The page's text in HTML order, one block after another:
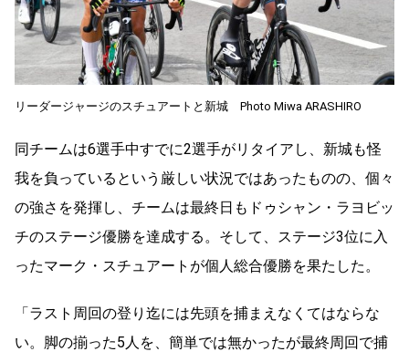
リーダージャージのスチュアートと新城 Photo Miwa ARASHIRO
同チームは6選手中すでに2選手がリタイアし、新城も怪
我を負っているという厳しい状況ではあったものの、個々
の強さを発揮し、チームは最終日もドゥシャン・ラヨビッ
チのステージ優勝を達成する。そして、ステージ3位に入
ったマーク・スチュアートが個人総合優勝を果たした。
「ラスト周回の登り迄には先頭を捕まえなくてはならな
い。脚の揃った5人を、簡単では無かったが最終周回で捕